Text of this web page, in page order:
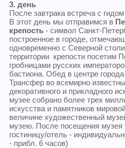
3. день
После завтрака встреча с
В этот день мы отправимся в
крепость - символ Санкт-
построенное в городе,
одновременно с Северной
территории крепости посетим
гробницами русских
бастиона. Обед в центре
Трансфер во всемирно
декоративного и прикладного
музее собрано более трех
искусства и памятников
величине художественный
музею. После посещения музея
гостиницу/отель -
- прибл. 6 часов)